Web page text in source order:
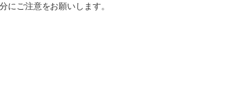
にご注意をお願いします。